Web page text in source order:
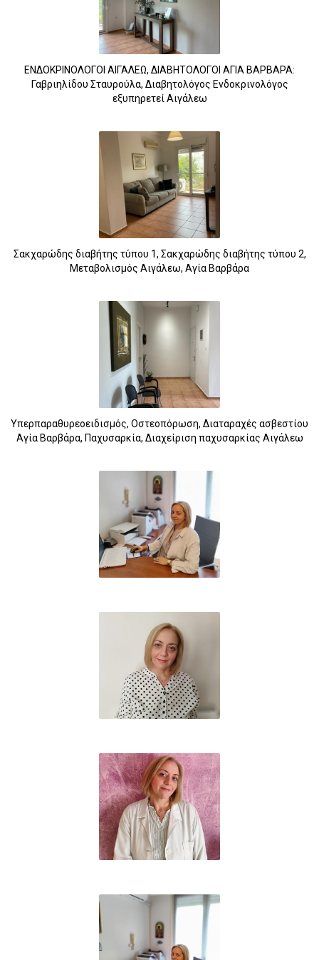
ΕΝΔΟΚΡΙΝΟΛΟΓΟΙ ΑΙΓΑΛΕΩ, ΔΙΑΒΗΤΟΛΟΓΟΙ ΑΓΙΑ ΒΑΡΒΑΡΑ:
Γαβριηλίδου Σταυρούλα, Διαβητολόγος Ενδοκρινολόγος
εξυπηρετεί Αιγάλεω
Σακχαρώδης διαβήτης τύπου 1, Σακχαρώδης διαβήτης τύπου 2,
Μεταβολισμός Αιγάλεω, Αγία Βαρβάρα
Υπερπαραθυρεοειδισμός, Οστεοπόρωση, Διαταραχές ασβεστίου
Αγία Βαρβάρα, Παχυσαρκία, Διαχείριση παχυσαρκίας Αιγάλεω